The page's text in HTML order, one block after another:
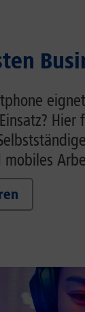
mobiles